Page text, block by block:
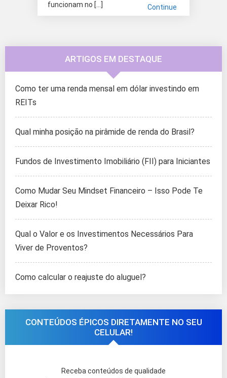
funcionam no […]
Continue
ARTIGOS EM DESTAQUE
Como ter uma renda mensal em dólar investindo em
REITs
Qual minha posição na pirâmide de renda do Brasil?
Fundos de Investimento Imobiliário (FII) para Iniciantes
Como Mudar Seu Mindset Financeiro – Isso Pode Te
Deixar Rico!
Qual o Valor e os Investimentos Necessários Para
Viver de Proventos?
Como calcular o reajuste do aluguel?
CONTEÚDOS ÉPICOS DIRETAMENTE NO SEU
CELULAR!
Receba conteúdos de qualidade